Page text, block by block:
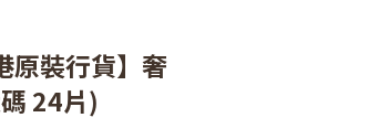
原裝行貨】奢
24片)